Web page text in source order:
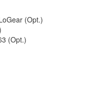
(Opt.)
(Opt.)